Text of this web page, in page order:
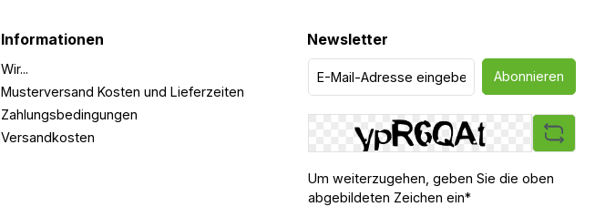
Informationen
Wir...
Musterversand Kosten und Lieferzeiten
Zahlungsbedingungen
Versandkosten
Newsletter
Abonnieren
Um weiterzugehen, geben Sie die oben
abgebildeten Zeichen ein*